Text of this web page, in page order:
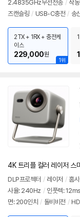
2.4835GHz무선전송 / 작
즈캔슬링 / USB-C충전 / 송
전케이스 160g / 충전시간:
8,000원
1위
2TX + 1RX + 충전케
이스
229,000원
4K 트리플 컬러 레이저 스
DLP프로젝터 / 레이저 / 홈
사율: 240Hz / 인풋렉: 12ms
면: 200인치 / 돌비비전 /